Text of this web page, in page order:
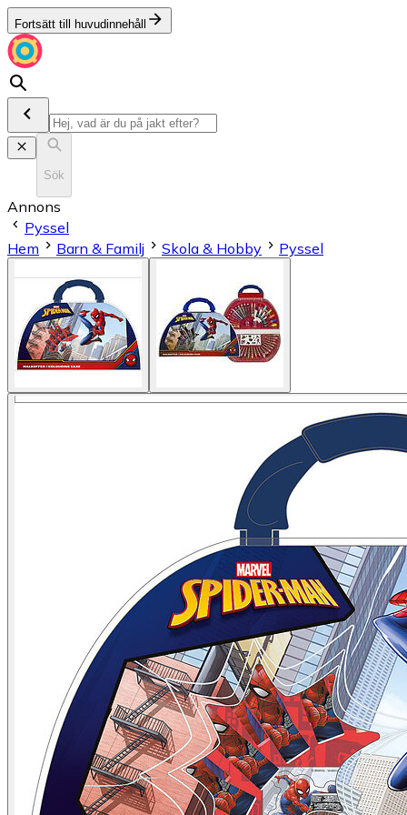
Fortsätt till huvudinnehåll
Sök
Annons
Pyssel
Hem
Barn & Familj Skola & Hobby Pyssel